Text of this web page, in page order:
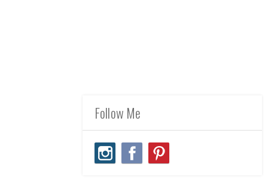
Follow Me